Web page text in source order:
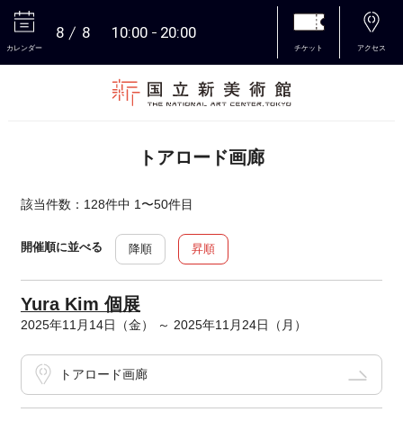
カレンダー
8 8 10:00 20:00
チケット アクセス
トアロード画廊
該当件数：128件中 1〜50件目
開催順に並べる 降順 昇順
Yura Kim 個展
2025年11月14日（金） ～ 2025年11月24日（月）
トアロード画廊